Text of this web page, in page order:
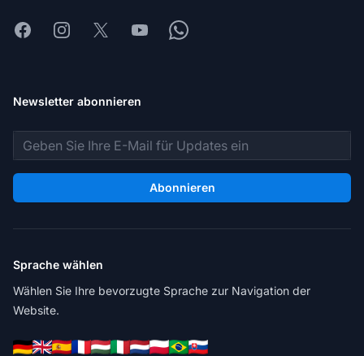
FacebookInstagram
X YoutubeWhatsapp
Newsletter abonnieren
E-Mail-Adresse
Abonnieren
Sprache wählen
Wählen Sie Ihre bevorzugte Sprache zur Navigation der
Website.